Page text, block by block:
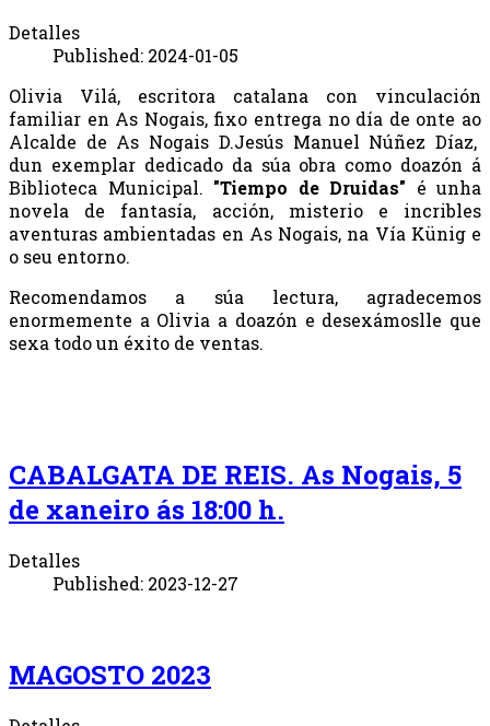
Detalles
Published: 2024-01-05
Olivia Vilá, escritora catalana con vinculación
familiar en As Nogais, fixo entrega no día de onte ao
Alcalde de As Nogais D.Jesús Manuel Núñez Díaz,
dun exemplar dedicado da súa obra como doazón á
Biblioteca Municipal. "Tiempo de Druidas" é unha
novela de fantasía, acción, misterio e incribles
aventuras ambientadas en As Nogais, na Vía Künig e
o seu entorno.
Recomendamos a súa lectura, agradecemos
enormemente a Olivia a doazón e desexámoslle que
sexa todo un éxito de ventas.
CABALGATA DE REIS. As Nogais, 5
de xaneiro ás 18:00 h.
Detalles
Published: 2023-12-27
MAGOSTO 2023